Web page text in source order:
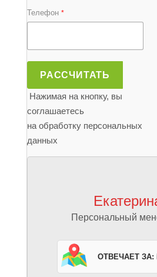
Телефон *
РАССЧИТАТЬ
Нажимая на кнопку, вы
соглашаетесь
на обработку персональных
данных
Персональный
Отвечает за: